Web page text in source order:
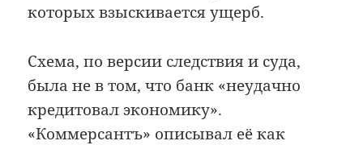
которых взыскивается ущерб.
Схема, по версии следствия и суда,
была не в том, что банк «неудачно
кредитовал экономику».
«Коммерсантъ» описывал её как